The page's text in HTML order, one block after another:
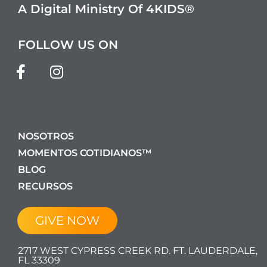
A Digital Ministry Of 4KIDS®
FOLLOW US ON
NOSOTROS
MOMENTOS COTIDIANOS™
BLOG
RECURSOS
GIVE NOW
2717 WEST CYPRESS CREEK RD. FT. LAUDERDALE,
FL 33309